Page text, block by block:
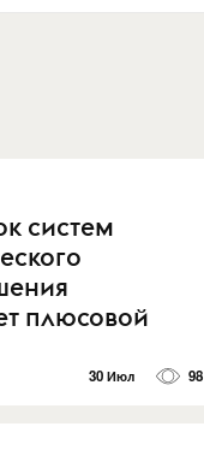
систем
плюсовой
30 Июл 98